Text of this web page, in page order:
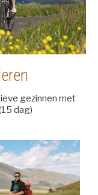
gezinnen met
dag)